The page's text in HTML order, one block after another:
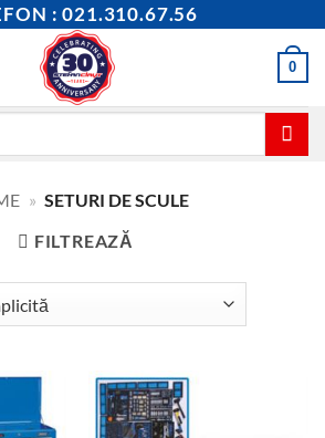
: 021.310.67.56
0
» SETURI DE SCULE
FILTREAZĂ